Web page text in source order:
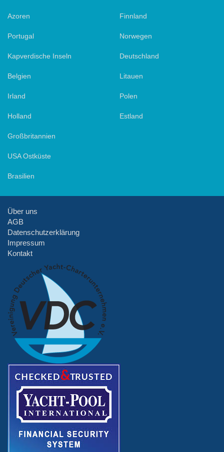
Azoren
Portugal
Kapverdische Inseln
Belgien
Irland
Holland
Großbritannien
USA Ostküste
Brasilien
Finnland
Norwegen
Deutschland
Litauen
Polen
Estland
Über uns
AGB
Datenschutzerklärung
Impressum
Kontakt